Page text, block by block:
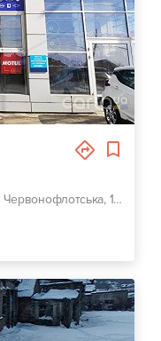
г. Мариуполь, вулиця Червонофлотська, 127а, Конечная троллейбуса №1